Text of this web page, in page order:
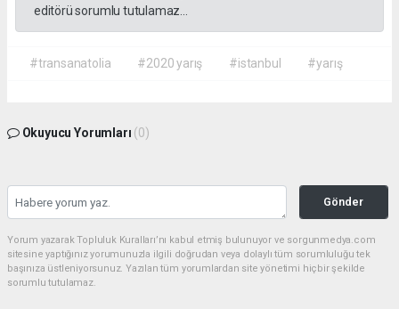
editörü sorumlu tutulamaz...
#transanatolia #2020 yarış #istanbul #yarış
Okuyucu Yorumları (0)
Gönder
Yorum yazarak Topluluk Kuralları’nı kabul etmiş bulunuyor ve sorgunmedya.com
sitesine yaptığınız yorumunuzla ilgili doğrudan veya dolaylı tüm sorumluluğu tek
başınıza üstleniyorsunuz. Yazılan tüm yorumlardan site yönetimi hiçbir şekilde
sorumlu tutulamaz.